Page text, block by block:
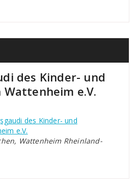
des Kinder- und
Wattenheim e.V.
des Kinder- und
e.V.
Wattenheim Rheinland-